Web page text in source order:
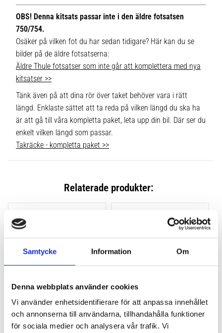
Samtycke Information Om
Denna webbplats använder cookies
Vi använder enhetsidentifierare för att anpassa innehållet
och annonserna till användarna, tillhandahålla funktioner
för sociala medier och analysera vår trafik. Vi
OBS! Denna kitsats passar inte i den äldre fotsatsen
750/754.
Osäker på vilken fot du har sedan tidigare? Här kan du se
bilder på de äldre fotsatserna:
Äldre Thule fotsatser som inte går att komplettera med nya
kitsatser >>
Tänk även på att dina rör över taket behöver vara i rätt
längd. Enklaste sättet att ta reda på vilken längd du ska ha
är att gå till våra kompletta paket, leta upp din bil. Där ser du
enkelt vilken längd som passar.
Takräcke - kompletta paket >>
Relaterade produkter:
THULE CLAMP EVO 4-
PACK 710500
THULE CLAMP EDGE 4-
PACK 720500
Lägg